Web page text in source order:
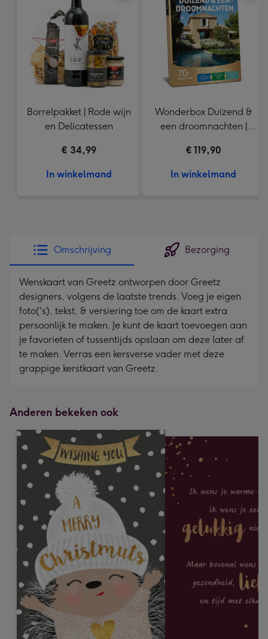
Borrelpakket | Rode wijn
en Delicatessen
€ 34,99
In winkelmand
Wonderbox Duizend &
een droomnachten |
€ 119,90
In winkelmand
Omschrijving Bezorging
Wenskaart van Greetz ontworpen door Greetz
designers, volgens de laatste trends. Voeg je eigen
foto('s), tekst, & versiering toe om de kaart extra
persoonlijk te maken. Je kunt de kaart toevoegen aan
je favorieten of tussentijds opslaan om deze later af
te maken. Verras een kersverse vader met deze
grappige kerstkaart van Greetz.
Anderen bekeken ook